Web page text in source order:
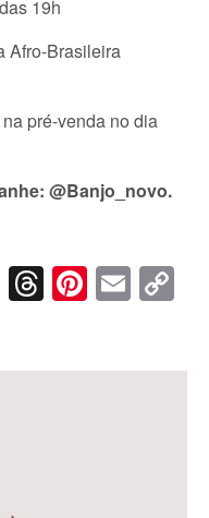
19h
Afro-Brasileira
pré-venda no dia
@Banjo_novo.
Twitter
Threads